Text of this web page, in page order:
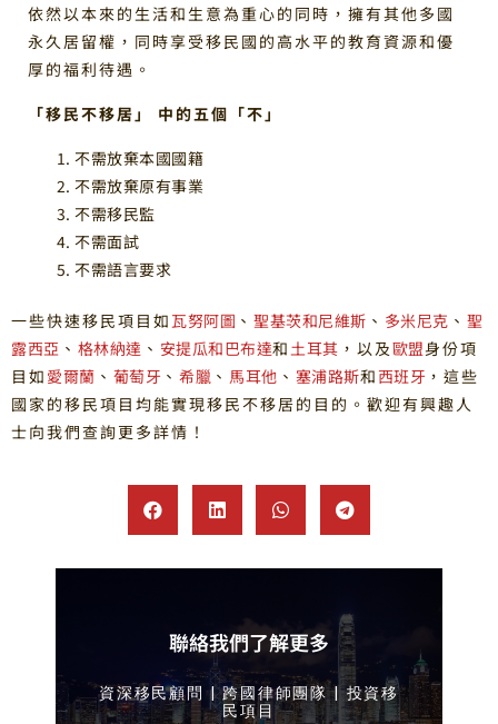
依然以本來的生活和生意為重心的同時，擁有其他多國
永久居留權，同時享受移民國的高水平的教育資源和優
厚的福利待遇。
「移民不移居」 中的五個「不」
不需放棄本國國籍
不需放棄原有事業
不需移民監
不需面試
不需語言要求
一些快速移民項目如 瓦努阿圖 、 聖基茨和尼維斯 、 多米尼克 、 聖
露西亞 、 格林納達 、 安提瓜和巴布達和 土耳其 ，以及歐盟身份項
目如 愛爾蘭 、 葡萄牙 、 希臘 、 馬耳他 、 塞浦路斯和西班牙 ，這些
國家的移民項目均能實現移民不移居的目的。歡迎有興趣人
士向我們查詢更多詳情！
聯絡我們了解更多
資深移民顧問 | 跨國律師團隊 | 投資移
民項目